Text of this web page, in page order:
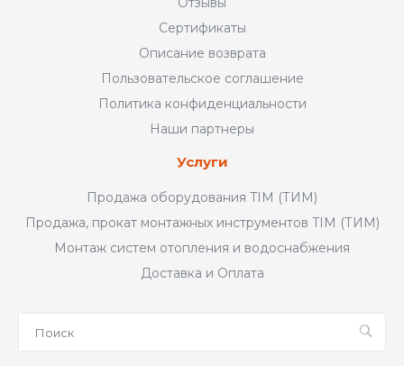
Сертификаты
Описание возврата
Пользовательское соглашение
Политика конфиденциальности
Наши партнеры
Услуги
Продажа оборудования TIM (ТИМ)
Продажа, прокат монтажных инструментов TIM (ТИМ)
Монтаж систем отопления и водоснабжения
Доставка и Оплата